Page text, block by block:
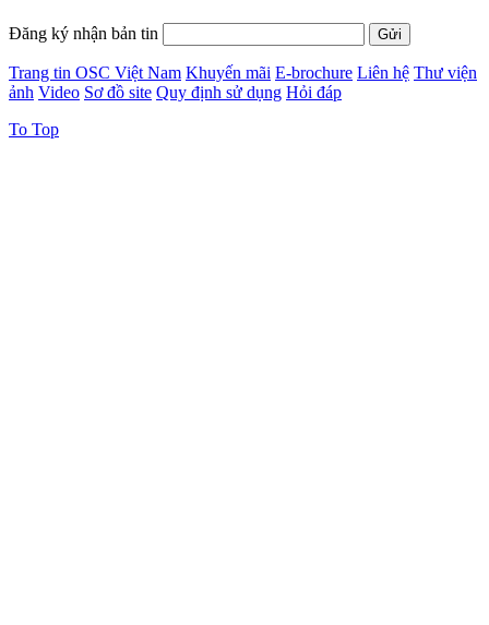
Đăng ký nhận bản tin
Trang tin OSC Việt Nam Khuyến mãi E-brochure Liên hệ Thư viện
ảnh Video Sơ đồ site Quy định sử dụng Hỏi đáp
To Top